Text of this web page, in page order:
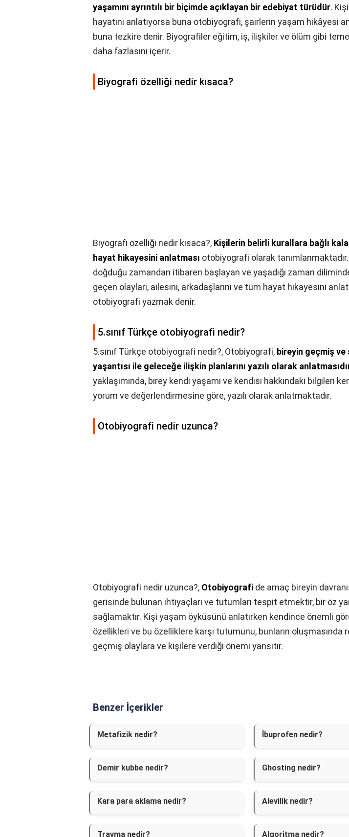
yaşamını ayrıntılı bir biçimde açıklayan bir edebiyat türüdür.
hayatını anlatıyorsa buna otobiyografi, şairlerin yaşam hikâyesi
buna tezkire denir. Biyografiler eğitim, iş, ilişkiler ve ölüm gibi
daha fazlasını içerir.
Biyografi özelliği nedir kısaca?
Biyografi özelliği nedir kısaca?, Kişilerin belirli kurallara bağlı
hayat hikayesini anlatması otobiyografi olarak tanımlanmaktadır.
doğduğu zamandan itibaren başlayan ve yaşadığı zaman
geçen olayları, ailesini, arkadaşlarını ve tüm hayat hikayesini
otobiyografi yazmak denir.
5.sınıf Türkçe otobiyografi nedir?
5.sınıf Türkçe otobiyografi nedir?, Otobiyografi, bireyin geçmiş ve
yaşantısı ile geleceğe ilişkin planlarını yazılı olarak
yaklaşımında, birey kendi yaşamı ve kendisi hakkındaki bilgileri
yorum ve değerlendirmesine göre, yazılı olarak anlatmaktadır.
Otobiyografi nedir uzunca?
Otobiyografi nedir uzunca?, Otobiyografi de amaç bireyin
gerisinde bulunan ihtiyaçları ve tutumları tespit etmektir, bir öz
sağlamaktır. Kişi yaşam öyküsünü anlatırken kendince önemli
özellikleri ve bu özelliklere karşı tutumunu, bunların oluşmasında
geçmiş olaylara ve kişilere verdiği önemi yansıtır.
Benzer İçerikler
Metafizik nedir? İbuprofen nedir?
Demir kubbe nedir? Ghosting nedir?
Kara para aklama nedir? Alevilik nedir?
Travma nedir? Algoritma nedir?